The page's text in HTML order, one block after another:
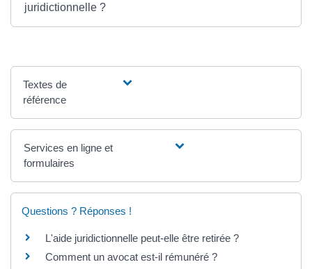
juridictionnelle ?
Textes de
référence
Services en ligne et
formulaires
Questions ? Réponses !
L'aide juridictionnelle peut-elle être retirée ?
Comment un avocat est-il rémunéré ?